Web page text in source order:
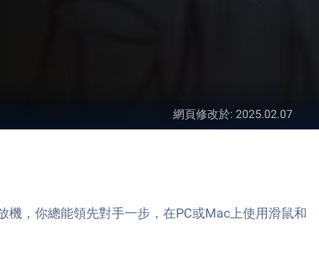
網頁修改於: 2025.02.07
機，你總能領先對手一步，在PC或Mac上使用滑鼠和